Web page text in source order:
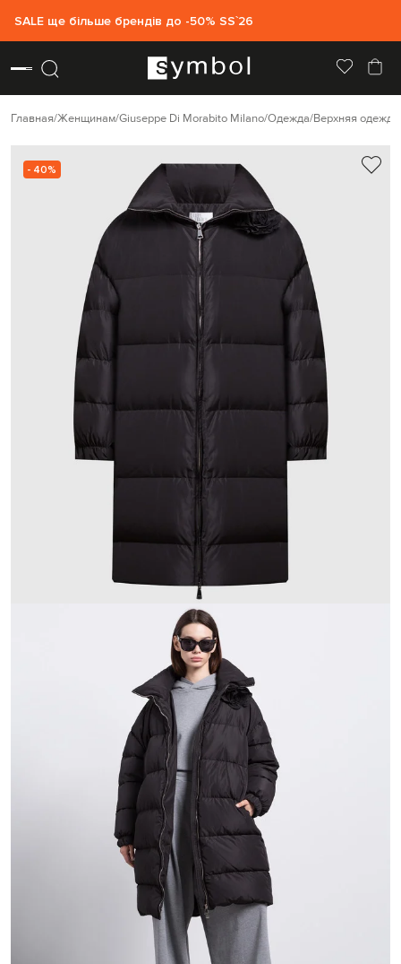
SALE ще більше брендів до -50% SS`26
Главная Женщинам Giuseppe Di Morabito Milano Одежда Верхняя одежда
- 40%